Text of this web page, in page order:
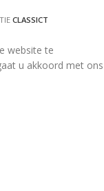
CLASSICT
website te
u akkoord met ons